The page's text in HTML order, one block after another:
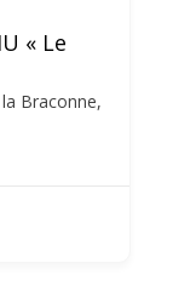
« Le
Braconne,